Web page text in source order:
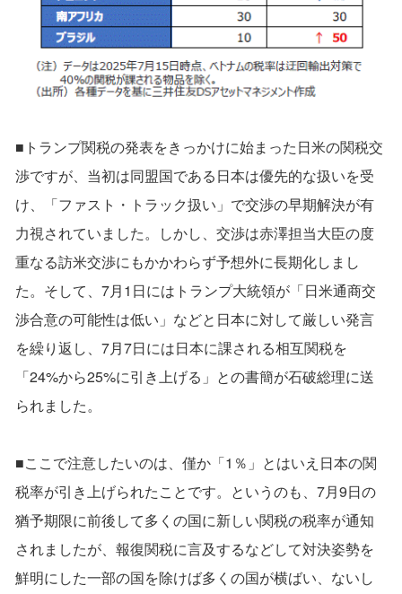
■トランプ関税の発表をきっかけに始まった日米の関税交
渉ですが、当初は同盟国である日本は優先的な扱いを受
け、「ファスト・トラック扱い」で交渉の早期解決が有
力視されていました。しかし、交渉は赤澤担当大臣の度
重なる訪米交渉にもかかわらず予想外に長期化しまし
た。そして、7月1日にはトランプ大統領が「日米通商交
渉合意の可能性は低い」などと日本に対して厳しい発言
を繰り返し、7月7日には日本に課される相互関税を
「24%から25%に引き上げる」との書簡が石破総理に送
られました。
■ここで注意したいのは、僅か「1％」とはいえ日本の関
税率が引き上げられたことです。というのも、7月9日の
猶予期限に前後して多くの国に新しい関税の税率が通知
されましたが、報復関税に言及するなどして対決姿勢を
鮮明にした一部の国を除けば多くの国が横ばい、ないし